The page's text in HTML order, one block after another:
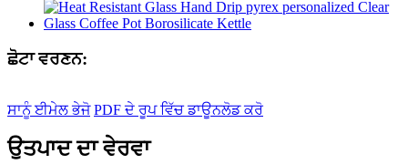
ਛੋਟਾ ਵਰਣਨ:
ਸਾਨੂੰ ਈਮੇਲ ਭੇਜੋ PDF ਦੇ ਰੂਪ ਵਿੱਚ ਡਾਊਨਲੋਡ ਕਰੋ
ਉਤਪਾਦ ਦਾ ਵੇਰਵਾ